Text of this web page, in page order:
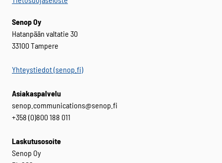
Senop Oy
Hatanpään valtatie 30
33100 Tampere
Yhteystiedot (senop.fi)
Asiakaspalvelu
senop.communications@senop.fi
+358 (0)800 188 011
Laskutusosoite
Senop Oy